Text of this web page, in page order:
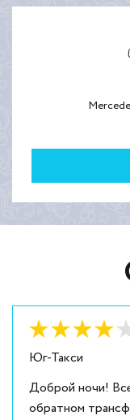
Юг-Такси
Оценка: 4
Доброй ночи!
обратном